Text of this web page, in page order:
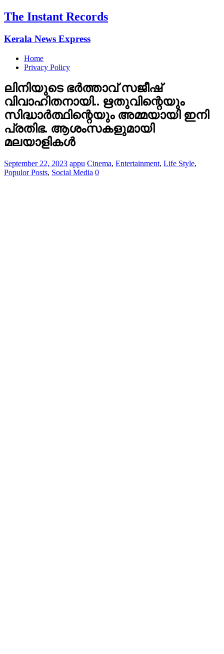
The Instant Records
Kerala News Express
Home
Privacy Policy
ലിനിയുടെ ഭർത്താവ് സജീഷ്
വിവാഹിതനായി.. ഋതുവിന്റെയും
സിദ്ധാർത്ഥിന്റെയും അമ്മയായി ഇനി
പ്രതിഭ. ആശംസകളുമായി
മലയാളികള്‍
September 22, 2023 appu Cinema, Entertainment, Life Style,
Populor Posts, Social Media 0